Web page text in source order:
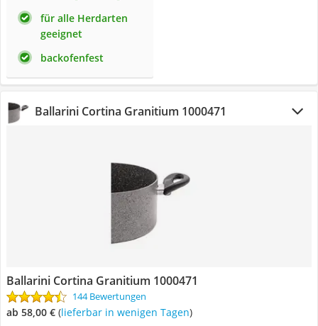
für alle Herdarten
geeignet
backofenfest
Ballarini Cortina Granitium 1000471
Ballarini Cortina Granitium 1000471
144 Bewertungen
ab 58,00 € ( Lieferbar in wenigen Tagen)